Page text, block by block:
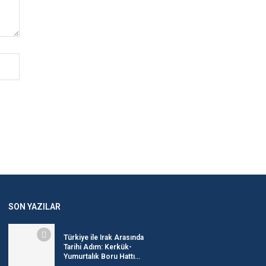
SON YAZILAR
Türkiye ile Irak Arasında
Tarihi Adım: Kerkük-
Yumurtalık Boru Hattı...